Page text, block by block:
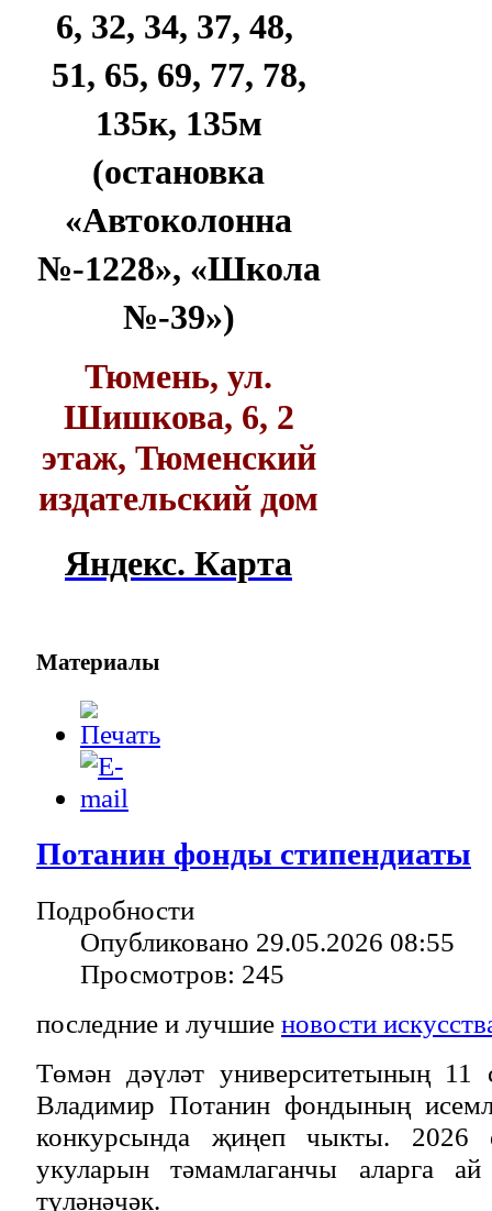
6, 32, 34, 37, 48,
51, 65, 69, 77, 78,
135к, 135м
(остановка
«Автоколонна
№-1228», «Школа
№-39»)
Тюмень, ул.
Шишкова, 6, 2
этаж, Тюменский
издательский дом
Яндекс. Карта
Материалы
Потанин фонды стипендиаты
Подробности
Опубликовано 29.05.2026 08:55
Просмотров: 245
последние и лучшие новости
Төмән дәүләт университетының 11
Владимир Потанин фондының
конкурсында җиңеп чыкты. 2026
укуларын тәмамлаганчы аларга
түләнәчәк.